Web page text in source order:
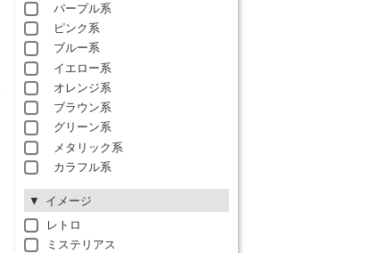
パープル系
ピンク系
ブルー系
イエロー系
オレンジ系
ブラウン系
グリーン系
メタリック系
カラフル系
イメージ
レトロ
ミステリアス